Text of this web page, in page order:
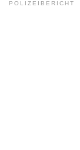
POLIZEIBERICHT